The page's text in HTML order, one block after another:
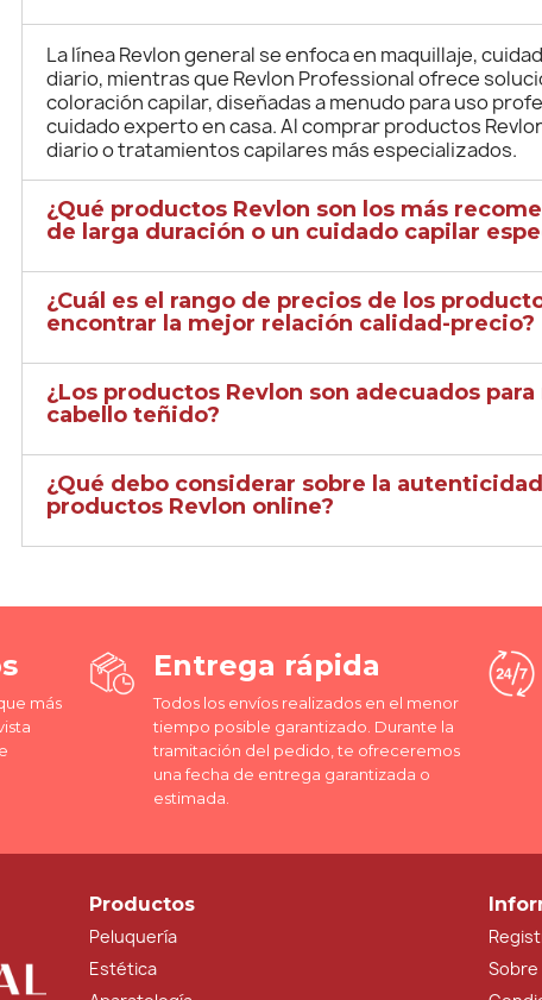
La línea Revlon general se enfoca en maquillaje,
diario, mientras que Revlon Professional ofrece
coloración capilar, diseñadas a menudo para uso
cuidado experto en casa. Al comprar productos
diario o tratamientos capilares más especializados.
¿Qué productos Revlon son los más
de larga duración o un cuidado capilar
¿Cuál es el rango de precios de los
encontrar la mejor relación calidad-precio?
¿Los productos Revlon son adecuados
cabello teñido?
¿Qué debo considerar sobre la
productos Revlon online?
más
Entrega rápida
Todos los envíos realizados en el menor
tiempo posible garantizado. Durante la
tramitación del pedido, te ofreceremos
una fecha de entrega garantizada o
estimada.
Productos
Peluquería
Estética